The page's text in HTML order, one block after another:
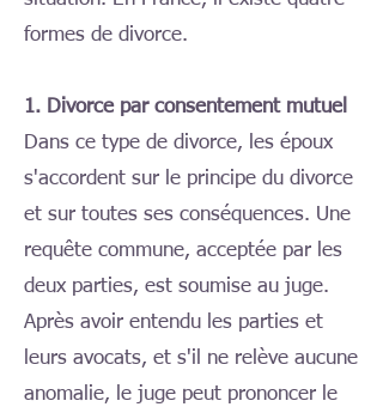
formes de divorce.
1. Divorce par consentement mutuel
Dans ce type de divorce, les époux
s'accordent sur le principe du divorce
et sur toutes ses conséquences. Une
requête commune, acceptée par les
deux parties, est soumise au juge.
Après avoir entendu les parties et
leurs avocats, et s'il ne relève aucune
anomalie, le juge peut prononcer le